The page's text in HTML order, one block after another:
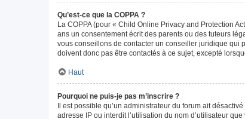
Qu’est-ce que la COPPA ?
La COPPA (pour « Child Online Privacy and Protection
ans un consentement écrit des parents ou des tuteurs
vous conseillons de contacter un conseiller juridique qui
doivent donc pas être contactés à ce sujet, excepté
Haut
Pourquoi ne puis-je pas m’inscrire ?
Il est possible qu’un administrateur du forum ait
adresse IP ou interdit l’utilisation du nom d’utilisateur